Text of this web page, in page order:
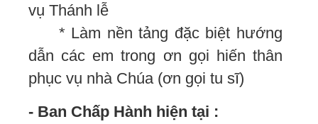
vụ Thánh lễ
* Làm nền tảng đặc biệt hướng
dẫn các em trong ơn gọi hiến thân
phục vụ nhà Chúa (ơn gọi tu sĩ)
- Ban Chấp Hành hiện tại :